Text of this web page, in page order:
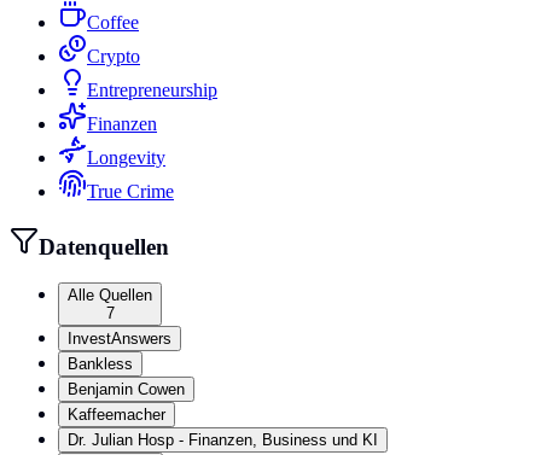
Coffee
Crypto
Entrepreneurship
Finanzen
Longevity
True Crime
Datenquellen
Alle Quellen
7
InvestAnswers
Bankless
Benjamin Cowen
Kaffeemacher
Dr. Julian Hosp - Finanzen, Business und KI